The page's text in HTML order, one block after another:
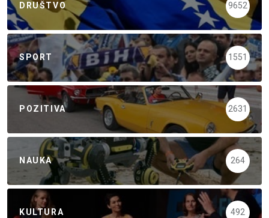
DRUŠTVO 9652
SPORT 1551
POZITIVA 2631
NAUKA 264
KULTURA 492